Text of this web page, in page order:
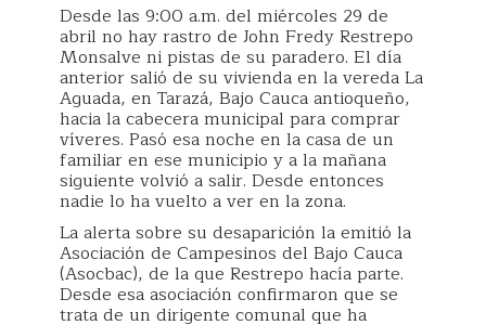
Desde las 9:00 a.m. del miércoles 29 de
abril no hay rastro de John Fredy Restrepo
Monsalve ni pistas de su paradero. El día
anterior salió de su vivienda en la vereda La
Aguada, en Tarazá, Bajo Cauca antioqueño,
hacia la cabecera municipal para comprar
víveres. Pasó esa noche en la casa de un
familiar en ese municipio y a la mañana
siguiente volvió a salir. Desde entonces
nadie lo ha vuelto a ver en la zona.
La alerta sobre su desaparición la emitió la
Asociación de Campesinos del Bajo Cauca
(Asocbac), de la que Restrepo hacía parte.
Desde esa asociación confirmaron que se
trata de un dirigente comunal que ha